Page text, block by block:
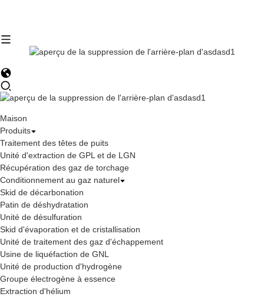
Maison
Produits
Traitement des têtes de puits
Unité d'extraction de GPL et de LGN
Récupération des gaz de torchage
Conditionnement au gaz naturel
Skid de décarbonation
Patin de déshydratation
Unité de désulfuration
Skid d'évaporation et de cristallisation
Unité de traitement des gaz d'échappement
Usine de liquéfaction de GNL
Unité de production d'hydrogène
Groupe électrogène à essence
Extraction d'hélium